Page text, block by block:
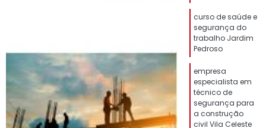
curso de saúde e
segurança do
trabalho Jardim
Pedroso
empresa
especialista em
técnico de
segurança para
a construção
civil Vila Celeste